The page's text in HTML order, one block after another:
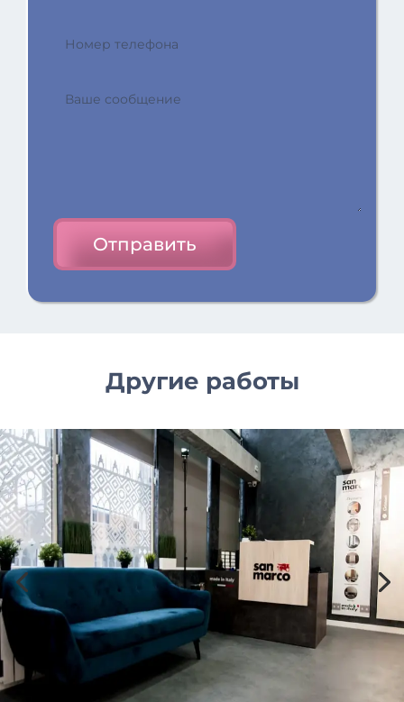
Отправить
Другие работы